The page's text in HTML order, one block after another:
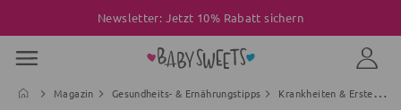
Newsletter: Jetzt 10% Rabatt sichern
Magazin Gesundheits- & Ernährungstipps
Krankheiten & Erste Hilfe